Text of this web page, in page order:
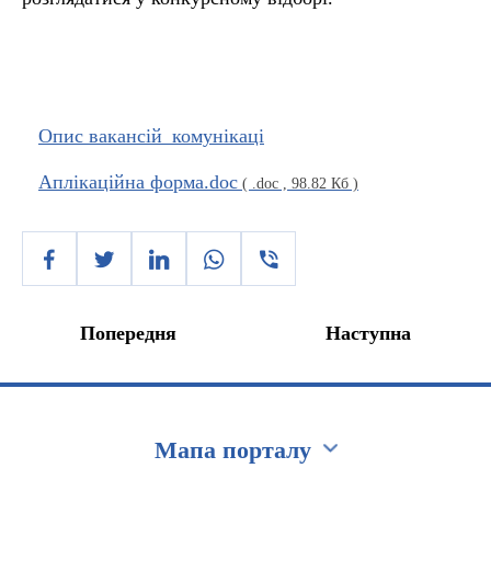
Опис вакансій_комунікаці
Аплікаційна форма.doc ( .doc , 98.82 Кб )
Попередня Наступна
Мапа порталу